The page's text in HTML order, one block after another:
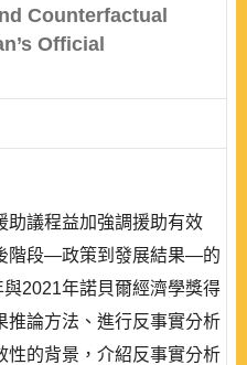
Counterfactual
Official
助議程益加強調援助有效
階段—政策到發展結果—的
2021年諾貝爾經濟學獎得
推論方法、進行反事實分析
性的背景，介紹反事實分析